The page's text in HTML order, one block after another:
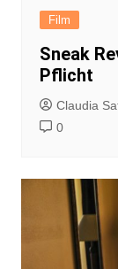
Film
Sneak
Pflicht
Claudia
0